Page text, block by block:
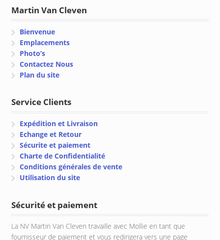
Martin Van Cleven
Bienvenue
Emplacements
Photo’s
Contactez Nous
Plan du site
Service Clients
Expédition et Livraison
Echange et Retour
Sécurite et paiement
Charte de Confidentialité
Conditions générales de vente
Utilisation du site
Sécurité et paiement
La NV Martin Van Cleven travaille avec Mollie en tant que
fournisseur de paiement et vous redirigera vers une page